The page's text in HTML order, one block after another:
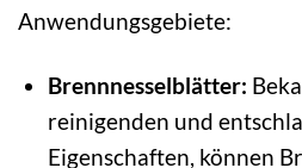
Anwendungsgebiete:
Brennnesselblätter:
reinigenden und
Eigenschaften, können